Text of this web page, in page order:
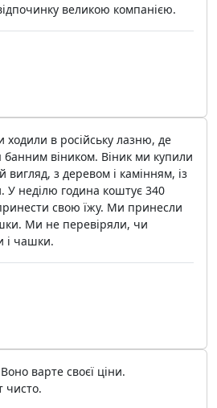
великою компанією.
в російську лазню, де
банним віником. Віник ми купили
з деревом і камінням, із
У неділю година коштує 340
свою їжу. Ми принесли
Ми не перевіряли, чи
і чашки.
варте своєї ціни.
чисто.